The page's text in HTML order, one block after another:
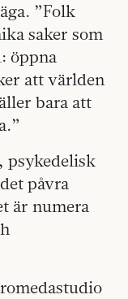
”Folk
saker som
öppna
att världen
bara att
psykedelisk
påvra
är numera